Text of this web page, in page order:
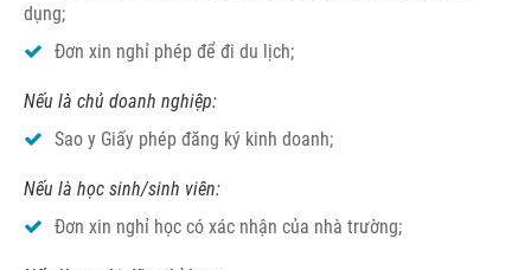
dụng;
Đơn xin nghỉ phép để đi du lịch;
Nếu là chủ doanh nghiệp:
Sao y Giấy phép đăng ký kinh doanh;
Nếu là học sinh/sinh viên:
Đơn xin nghỉ học có xác nhận của nhà trường;